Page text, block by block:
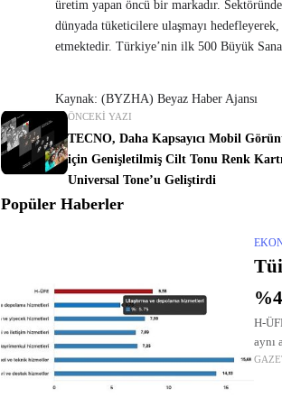
üretim yapan öncü bir markadır.
dünyada tüketicilere ulaşmayı
etmektedir. Türkiye’nin ilk 500 Büyük
Kaynak: (BYZHA) Beyaz Haber Ajansı
ÖNCEKI YAZI
TECNO, Daha Kapsayıcı Mobil
için Genişletilmiş Cilt Tonu Renk
Universal Tone’u Geliştirdi
Popüler Haberler
H-
aynı